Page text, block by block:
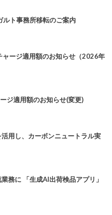
ルト事務所移転のご案内
ージ適用額のお知らせ（2026年
ジ適用額のお知らせ(変更)
用し、カーボンニュートラル実
務に 「生成AI出荷検品アプリ」